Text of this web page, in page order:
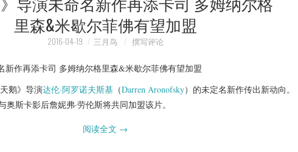
里森&米歇尔菲佛有望加盟
2016-04-19 三月鸟 撰写评论
鹅》导演达伦·阿罗诺夫斯基 （Darren Aronofsky）的未定名新作传出新动向。
奥斯卡影后詹妮弗·劳伦斯将共同加盟该片。
阅读全文 →